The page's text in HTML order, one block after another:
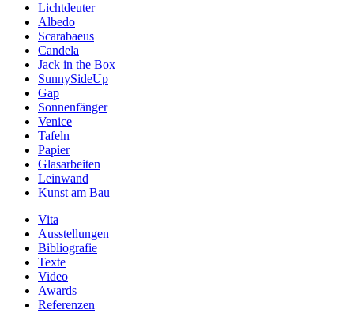
Lichtdeuter
Albedo
Scarabaeus
Candela
Jack in the Box
SunnySideUp
Gap
Sonnenfänger
Venice
Tafeln
Papier
Glasarbeiten
Leinwand
Kunst am Bau
Vita
Ausstellungen
Bibliografie
Texte
Video
Awards
Referenzen